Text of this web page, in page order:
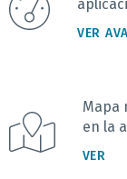
VER
Mapa
en la
VER